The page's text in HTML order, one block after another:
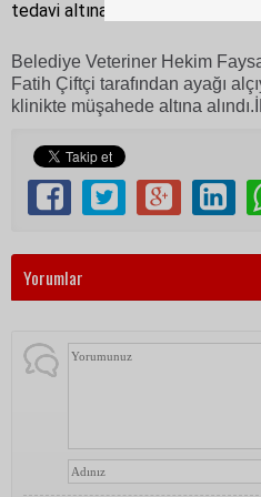
tedavi altına aldı.
Belediye Veteriner Hekim
Fatih Çiftçi tarafından ayağı
klinikte müşahede altına
Yorumlar